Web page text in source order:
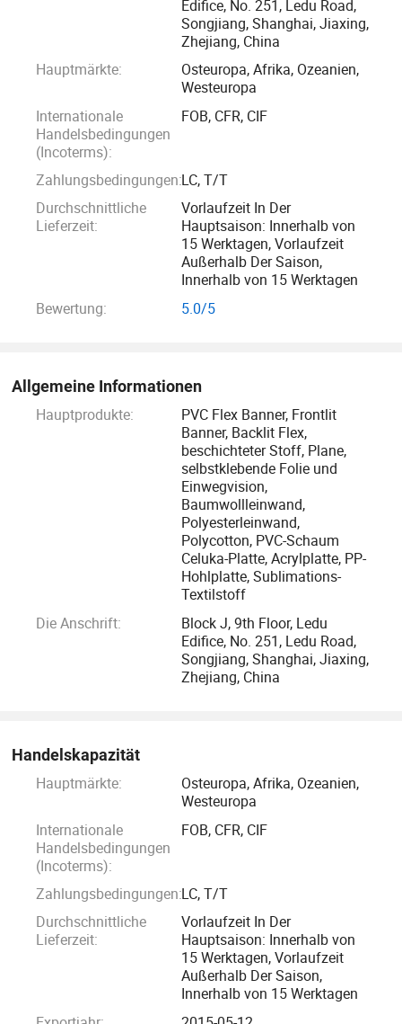
unseren Lieferanten vergleichen. Für diese Jahre nehmen
wir verstärkt Maßnahmen in der Qualitätskontrolle und im
One-Stop-Shop-Servicebau.
Wir nehmen immer "verantwortlich für alle Kunden, Win-Win
schafft eine helle Zukunft" als Philosophie und
Grundgedanken unseres Unternehmens.
Die Beteiligung an unserem Flex erreicht 200 Millionen
Quadratmeter pro Monat. Unsere Produkte haben für mehr
als 50 Länder und Gebiete auf der ganzen Welt
hauptsächlich in den Markt des Nahen Ostens,
exportiert.unter guter Kredit-und Reputation, unsere Firma
Wir hoffen aufrichtig, Geschäfte zu entwickeln und
langfristige Zusammenarbeit mit Freunden auf der ganzen
Sign-Apex wird immer Ihr zuverlässiger Freund sein!
Wir sind Mitglied der SGIA und der ISA.
Edifice, No. 251, Ledu Road,
Songjiang, Shanghai, Jiaxing,
Zhejiang, China
Hauptmärkte:
Osteuropa, Afrika, Ozeanien,
Westeuropa
Internationale
Handelsbedingungen
(Incoterms):
FOB, CFR, CIF
Zahlungsbedingungen:LC, T/T
Durchschnittliche
Lieferzeit:
Vorlaufzeit In Der
Hauptsaison: Innerhalb von
15 Werktagen, Vorlaufzeit
Außerhalb Der Saison,
Innerhalb von 15 Werktagen
Bewertung:
5.0/5
Allgemeine Informationen
Hauptprodukte:
PVC Flex Banner, Frontlit
Banner, Backlit Flex,
beschichteter Stoff, Plane,
selbstklebende Folie und
Einwegvision,
Baumwollleinwand,
Polyesterleinwand,
Polycotton, PVC-Schaum
Celuka-Platte, Acrylplatte, PP-
Hohlplatte, Sublimations-
Textilstoff
Die Anschrift:
Block J, 9th Floor, Ledu
Edifice, No. 251, Ledu Road,
Songjiang, Shanghai, Jiaxing,
Zhejiang, China
Handelskapazität
Hauptmärkte:
Osteuropa, Afrika, Ozeanien,
Westeuropa
Internationale
Handelsbedingungen
(Incoterms):
FOB, CFR, CIF
Zahlungsbedingungen:LC, T/T
Durchschnittliche
Lieferzeit:
Vorlaufzeit In Der
Hauptsaison: Innerhalb von
15 Werktagen, Vorlaufzeit
Außerhalb Der Saison,
Innerhalb von 15 Werktagen